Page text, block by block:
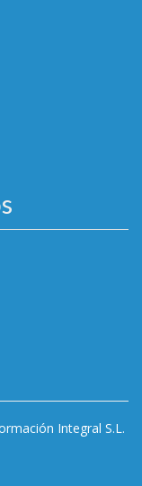
Integral S.L.